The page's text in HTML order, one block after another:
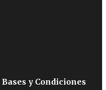
Bases y Condiciones